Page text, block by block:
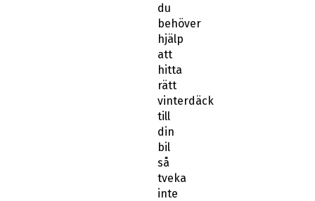
du
behöver
hjälp
att
hitta
rätt
vinterdäck
till
din
bil
så
tveka
inte